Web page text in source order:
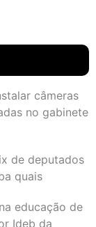
câmeras
no gabinete
de deputados
quais
educação de
Ideb da